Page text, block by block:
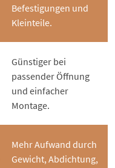
Befestigungen und
Kleinteile.
Günstiger bei
passender Öffnung
und einfacher
Montage.
Mehr Aufwand durch
Gewicht, Abdichtung,